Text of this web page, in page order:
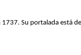
1737. Su portalada está